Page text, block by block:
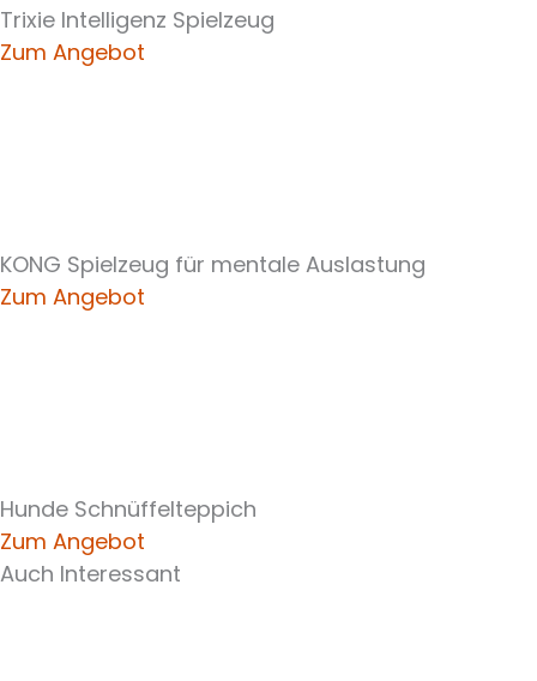
Trixie Intelligenz Spielzeug
Zum Angebot
KONG Spielzeug für mentale Auslastung
Zum Angebot
Hunde Schnüffelteppich
Zum Angebot
Auch Interessant